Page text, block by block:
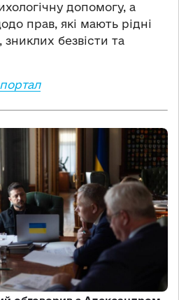
допомогу, а
прав, які мають рідні
безвісти та